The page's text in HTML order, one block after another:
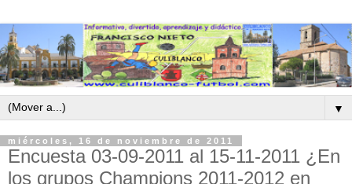
▼
miércoles, 16 de noviembre de 2011
Encuesta 03-09-2011 al 15-11-2011 ¿En
los grupos Champions 2011-2012 en